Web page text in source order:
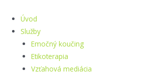
obsah
Úvod
Služby
Emočný koučing
Etikoterapia
Vzťahová mediácia